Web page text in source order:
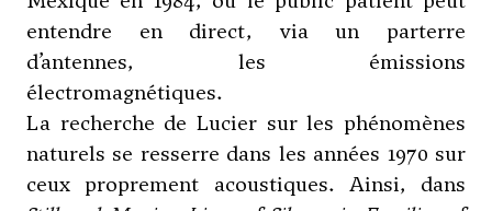
entendre en direct, via un parterre
d’antennes, les émissions
électromagnétiques.
La recherche de Lucier sur les phénomènes
naturels se resserre dans les années 1970 sur
ceux proprement acoustiques. Ainsi, dans